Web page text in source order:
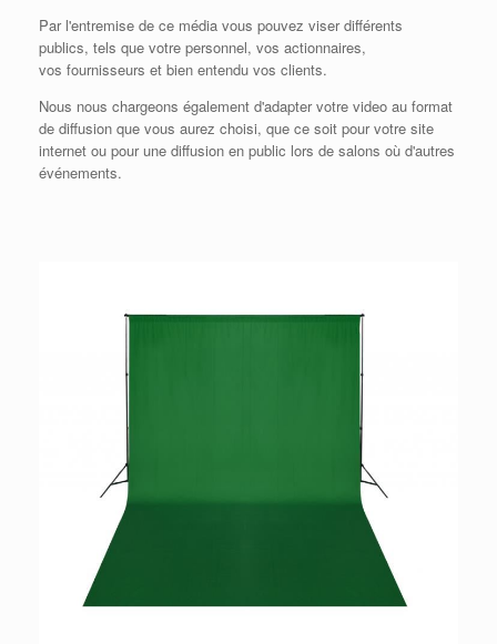
Par l'entremise de ce média vous pouvez viser différents
publics, tels que votre personnel, vos actionnaires,
vos fournisseurs et bien entendu vos clients.
Nous nous chargeons également d'adapter votre video au format
de diffusion que vous aurez choisi, que ce soit pour votre site
internet ou pour une diffusion en public lors de salons où d'autres
événements.